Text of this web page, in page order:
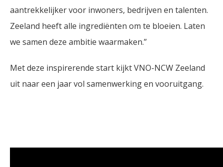
aantrekkelijker voor inwoners, bedrijven en talenten.
Zeeland heeft alle ingrediënten om te bloeien. Laten
we samen deze ambitie waarmaken.”
Met deze inspirerende start kijkt VNO-NCW Zeeland
uit naar een jaar vol samenwerking en vooruitgang.